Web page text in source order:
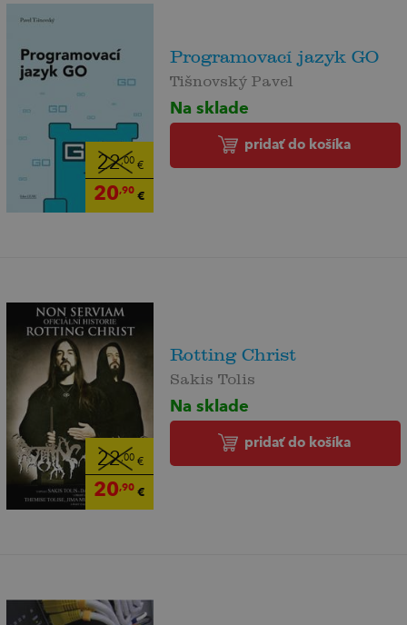
22,00€
20,90€
Programovací jazyk GO
Tišnovský Pavel
Na sklade
pridať do košíka
22,00€
20,90€
Rotting Christ
Sakis Tolis
Na sklade
pridať do košíka